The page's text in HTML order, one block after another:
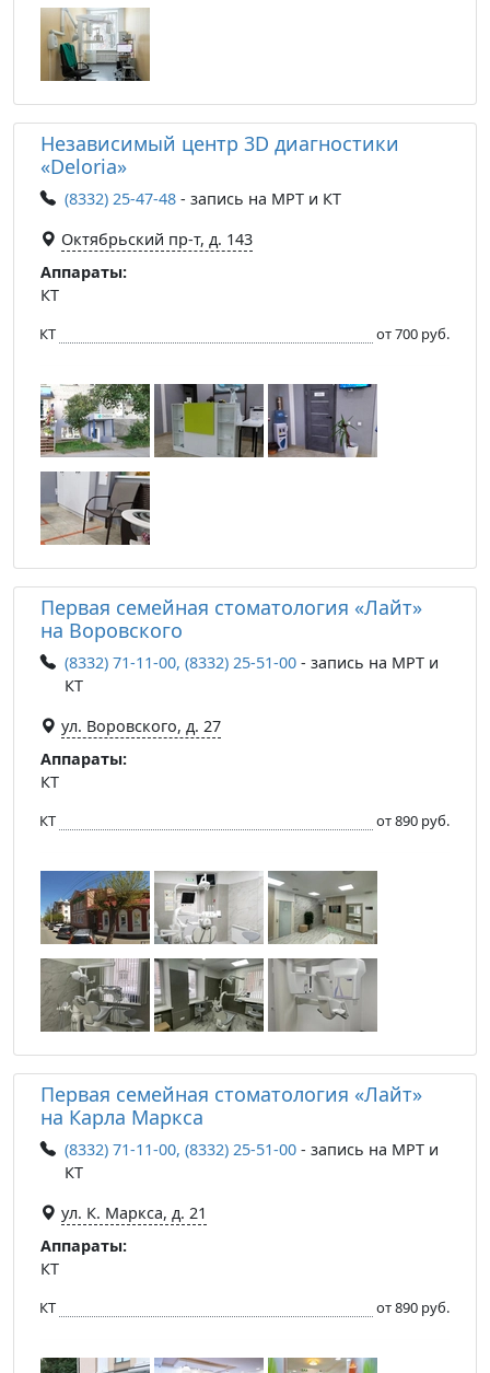
Независимый центр 3D диагностики
«Deloria»
(8332) 25-47-48 - запись на МРТ и КТ
Октябрьский пр-т, д. 143
Аппараты:
КТ
КТ от 700 руб.
Первая семейная стоматология «Лайт»
на Воровского
(8332) 71-11-00, (8332) 25-51-00 - запись на МРТ и
КТ
ул. Воровского, д. 27
Аппараты:
КТ
КТ от 890 руб.
Первая семейная стоматология «Лайт»
на Карла Маркса
(8332) 71-11-00, (8332) 25-51-00 - запись на МРТ и
КТ
ул. К. Маркса, д. 21
Аппараты:
КТ
КТ от 890 руб.